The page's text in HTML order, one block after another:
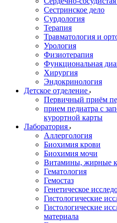
Сестринское дело
Сурдология
Терапия
Травматология и
Урология
Физиотерапия
Функциональная
Хирургия
Эндокринология
Детское отделение
Первичный приём
прием педиатра с
курортной карты
Лаборатория
Аллергология
Биохимия крови
Биохимия мочи
Витамины, жирные
Гематология
Гемостаз
Генетическое
Гистологические
Гистологические
материала